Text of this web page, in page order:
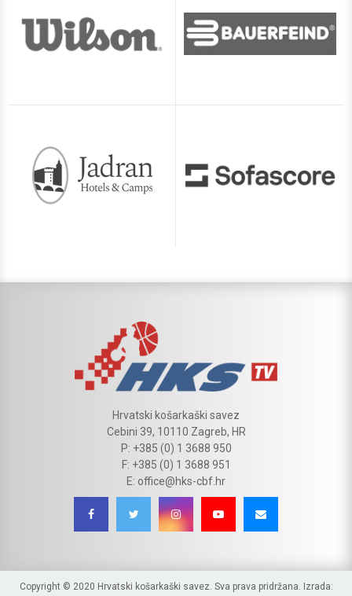
Hrvatski košarkaški savez
Cebini 39, 10110 Zagreb, HR
P: +385 (0) 1 3688 950
F: +385 (0) 1 3688 951
E: office@hks-cbf.hr
Copyright © 2020 Hrvatski košarkaški savez. Sva prava pridržana. Izrada: